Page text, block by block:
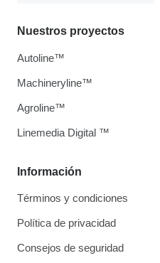
Información
Términos y condiciones
Política de privacidad
Consejos de seguridad
Nuestros proyectos
Autoline™
Machineryline™
Agroline™
Linemedia Digital ™